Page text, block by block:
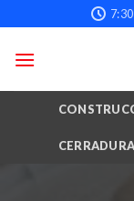
to
content